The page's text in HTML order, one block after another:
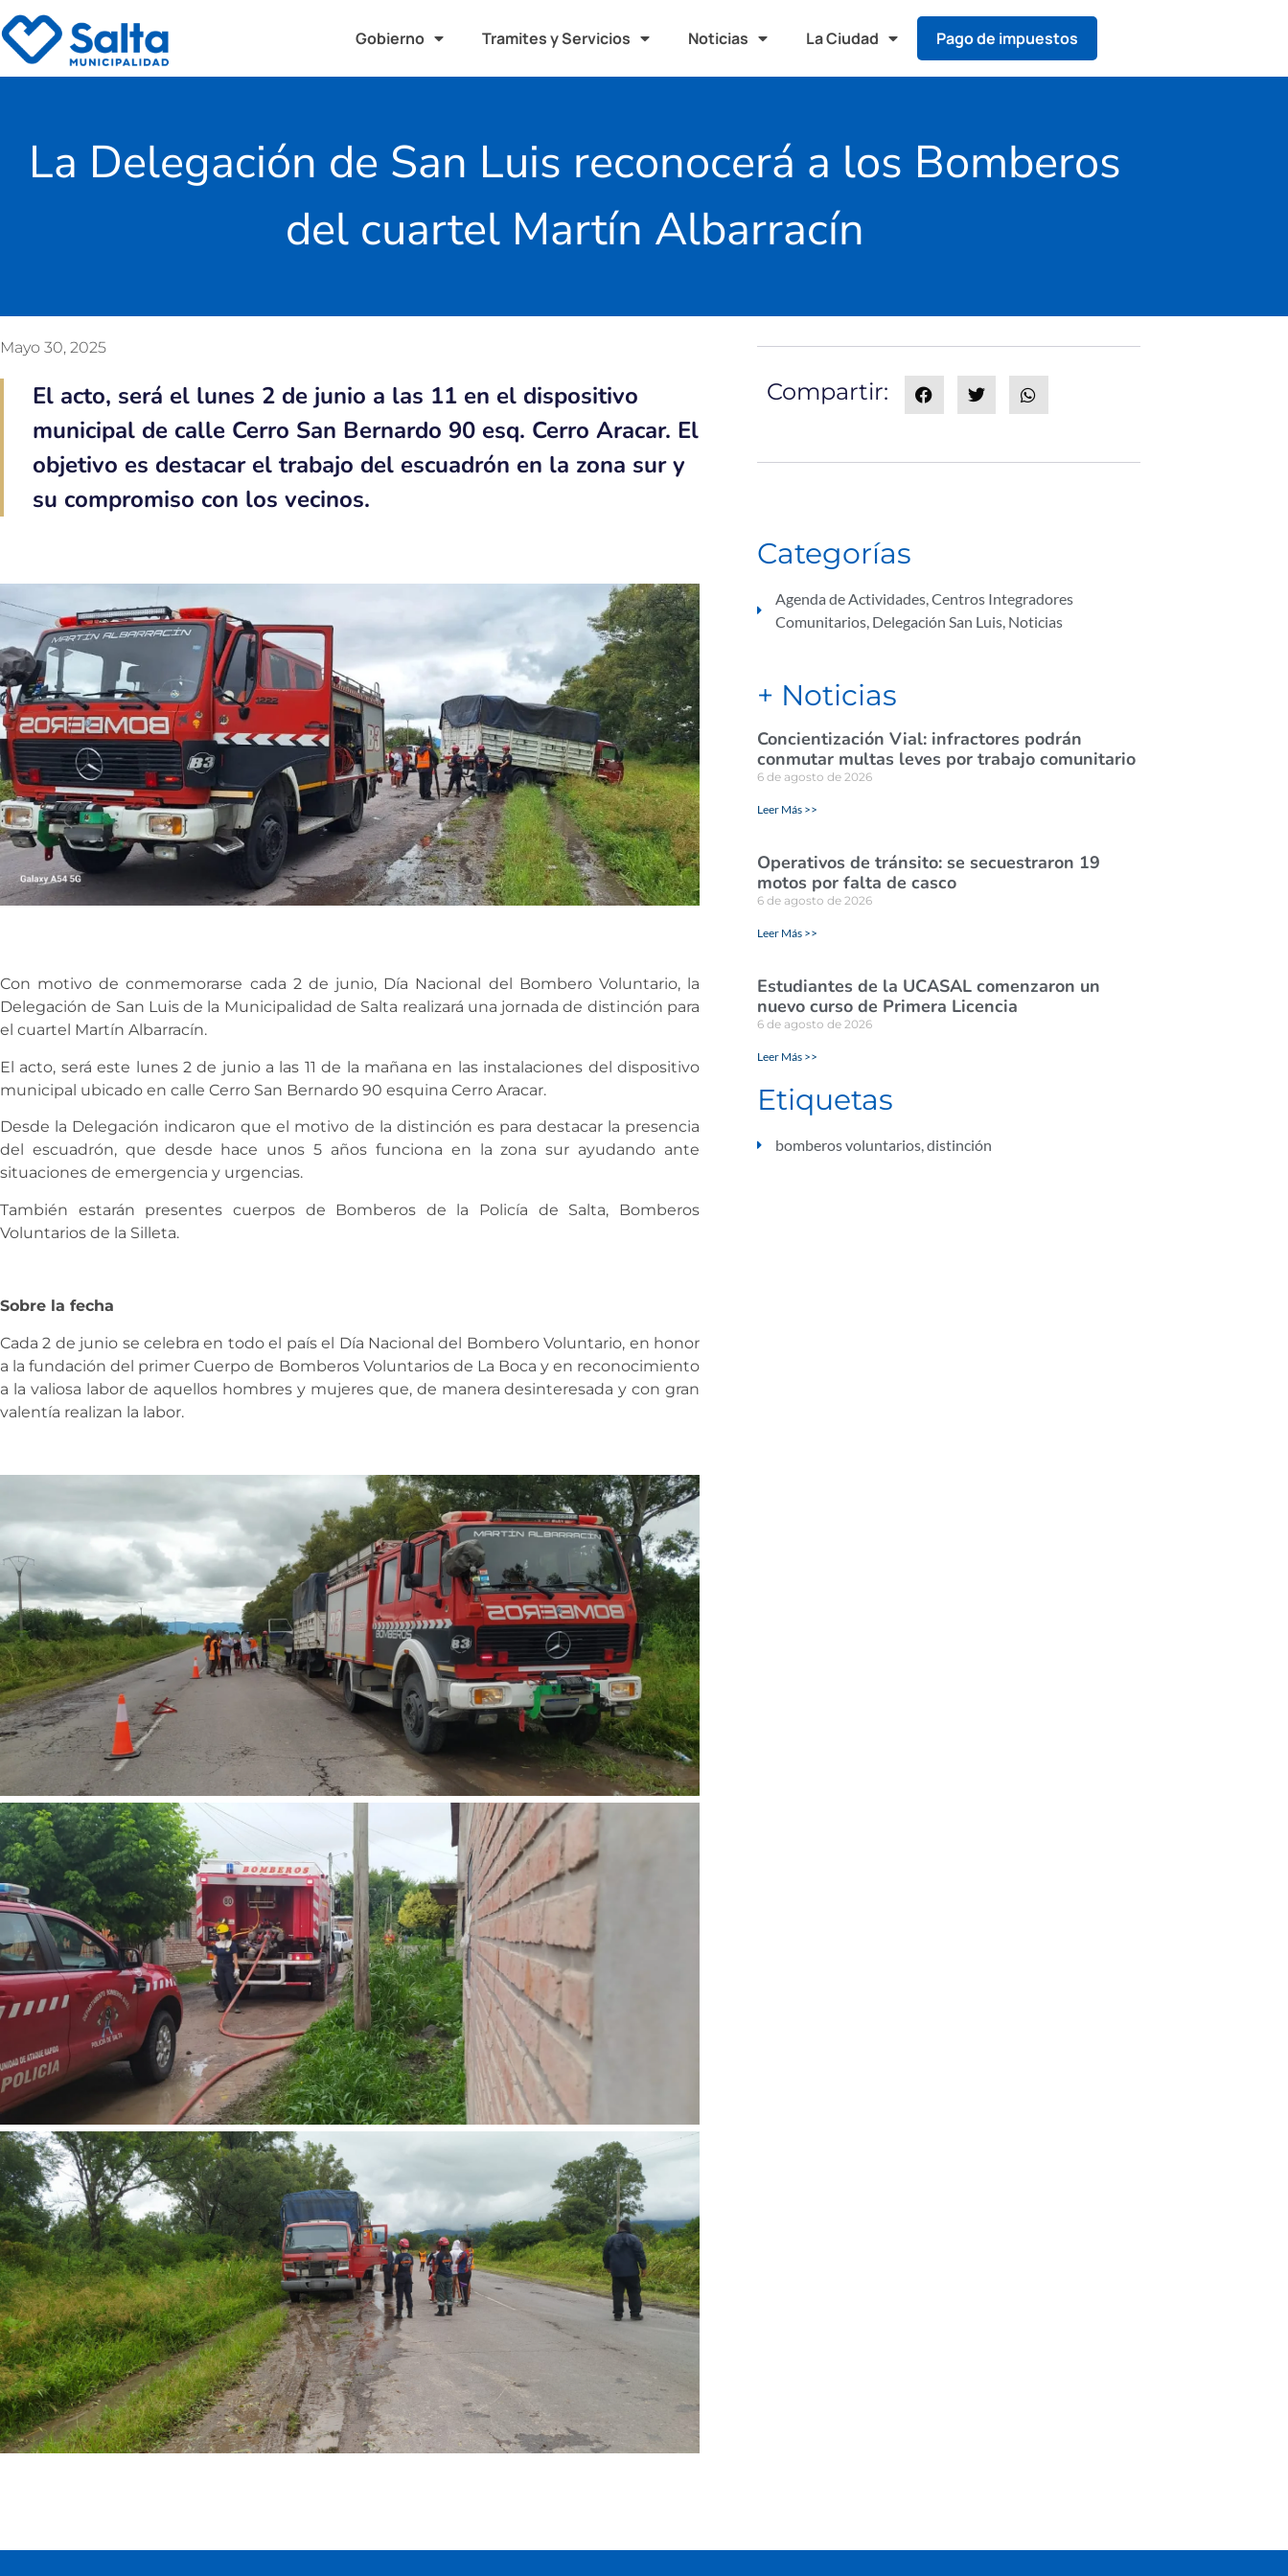
Gobierno Tramites y Servicios Noticias La Ciudad Pago de impuestos
La Delegación de San Luis reconocerá a los Bomberos
del cuartel Martín Albarracín
Mayo 30, 2025
El acto, será el lunes 2 de junio a las 11 en el dispositivo
municipal de calle Cerro San Bernardo 90 esq. Cerro Aracar. El
objetivo es destacar el trabajo del escuadrón en la zona sur y
su compromiso con los vecinos.
Con motivo de conmemorarse cada 2 de junio, Día Nacional del Bombero Voluntario, la
Delegación de San Luis de la Municipalidad de Salta realizará una jornada de distinción para
el cuartel Martín Albarracín.
El acto, será este lunes 2 de junio a las 11 de la mañana en las instalaciones del dispositivo
municipal ubicado en calle Cerro San Bernardo 90 esquina Cerro Aracar.
Desde la Delegación indicaron que el motivo de la distinción es para destacar la presencia
del escuadrón, que desde hace unos 5 años funciona en la zona sur ayudando ante
situaciones de emergencia y urgencias.
También estarán presentes cuerpos de Bomberos de la Policía de Salta, Bomberos
Voluntarios de la Silleta.
Sobre la fecha
Cada 2 de junio se celebra en todo el país el Día Nacional del Bombero Voluntario, en honor
a la fundación del primer Cuerpo de Bomberos Voluntarios de La Boca y en reconocimiento
a la valiosa labor de aquellos hombres y mujeres que, de manera desinteresada y con gran
valentía realizan la labor.
Compartir:
Categorías
Agenda de Actividades,Centros Integradores
Comunitarios, Delegación San Luis, Noticias
+ Noticias
Concientización Vial: infractores podrán
conmutar multas leves por trabajo comunitario
6 de agosto de 2026
Leer Más >>
Operativos de tránsito: se secuestraron 19
motos por falta de casco
6 de agosto de 2026
Leer Más >>
Estudiantes de la UCASAL comenzaron un
nuevo curso de Primera Licencia
6 de agosto de 2026
Leer Más >>
Etiquetas
bomberos voluntarios,distinción